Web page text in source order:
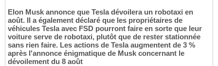
Elon Musk annonce que Tesla dévoilera un robotaxi en
août. Il a également déclaré que les propriétaires de
véhicules Tesla avec FSD pourront faire en sorte que leur
voiture serve de robotaxi, plutôt que de rester stationnée
sans rien faire. Les actions de Tesla augmentent de 3 %
après l'annonce énigmatique de Musk concernant le
dévoilement du 8 août